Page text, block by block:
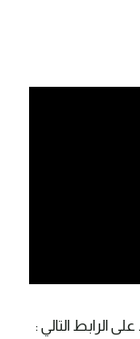
الرابط التالي :